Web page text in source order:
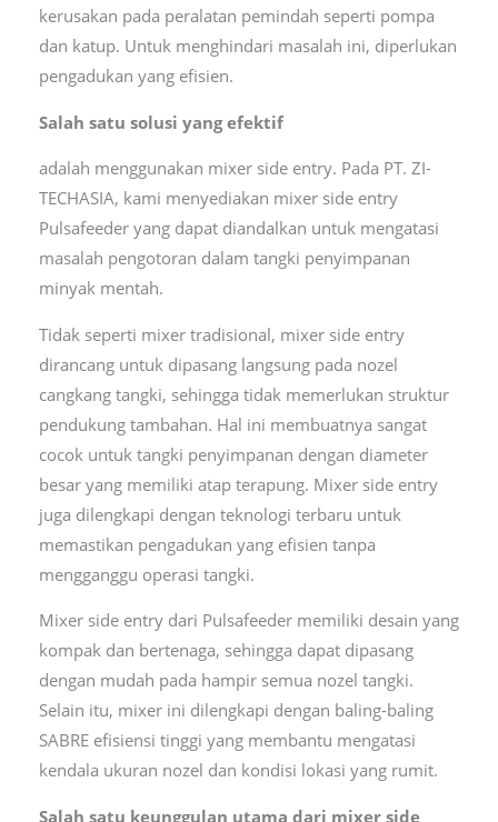
kerusakan pada peralatan pemindah seperti pompa
dan katup. Untuk menghindari masalah ini, diperlukan
pengadukan yang efisien.
Salah satu solusi yang efektif
adalah menggunakan mixer side entry. Pada PT. ZI-
TECHASIA, kami menyediakan mixer side entry
Pulsafeeder yang dapat diandalkan untuk mengatasi
masalah pengotoran dalam tangki penyimpanan
minyak mentah.
Tidak seperti mixer tradisional, mixer side entry
dirancang untuk dipasang langsung pada nozel
cangkang tangki, sehingga tidak memerlukan struktur
pendukung tambahan. Hal ini membuatnya sangat
cocok untuk tangki penyimpanan dengan diameter
besar yang memiliki atap terapung. Mixer side entry
juga dilengkapi dengan teknologi terbaru untuk
memastikan pengadukan yang efisien tanpa
mengganggu operasi tangki.
Mixer side entry dari Pulsafeeder memiliki desain yang
kompak dan bertenaga, sehingga dapat dipasang
dengan mudah pada hampir semua nozel tangki.
Selain itu, mixer ini dilengkapi dengan baling-baling
SABRE efisiensi tinggi yang membantu mengatasi
kendala ukuran nozel dan kondisi lokasi yang rumit.
Salah satu keunggulan utama dari mixer side